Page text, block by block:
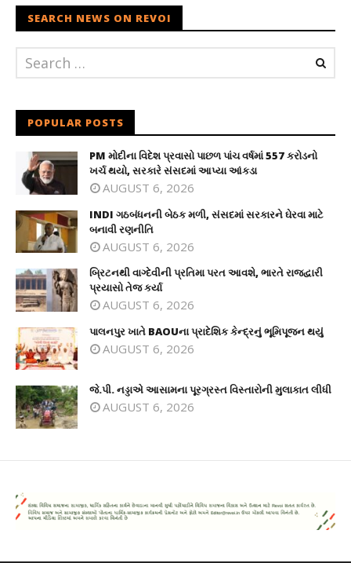
SEARCH NEWS ON REVOI
POPULAR POSTS
PM મોદીના વિદેશ પ્રવાસો પાછળ પાંચ વર્ષમાં 557 કરોડનો
ખર્ચ થયો, સરકારે સંસદમાં આપ્યા આંકડા
AUGUST 6, 2026
INDI ગઠબંધનની બેઠક મળી, સંસદમાં સરકારને ઘેરવા માટે
બનાવી રણનીતિ
AUGUST 6, 2026
બ્રિટનથી વાગ્દેવીની પ્રતિમા પરત આવશે, ભારતે રાજદ્વારી
પ્રયાસો તેજ કર્યા
AUGUST 6, 2026
પાલનપુર ખાતે BAOUના પ્રાદેશિક કેન્દ્રનું ભૂમિપૂજન થયું
AUGUST 6, 2026
જે.પી. નડ્ડાએ આસામના પૂરગ્રસ્ત વિસ્તારોની મુલાકાત લીધી
AUGUST 6, 2026